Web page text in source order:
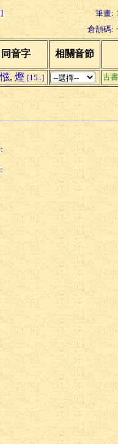
筆畫:
倉頡碼:
同音字 相關音節
惤, 熞 [15..]
古